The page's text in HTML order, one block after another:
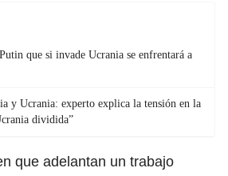
que si invade Ucrania se enfrentará a
y Ucrania: experto explica la tensión en la
dividida”
que adelantan un trabajo